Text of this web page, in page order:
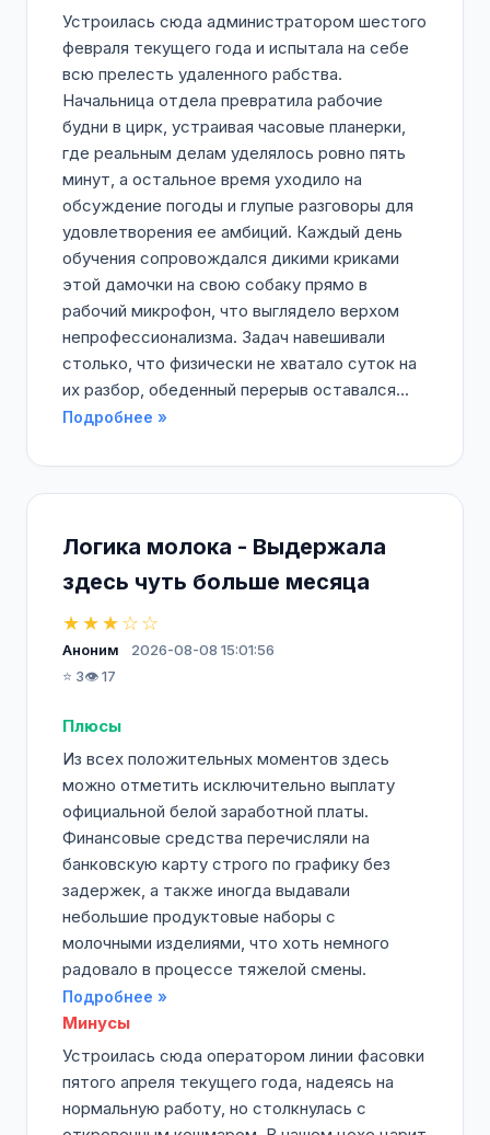
Устроилась сюда администратором шестого
февраля текущего года и испытала на себе
всю прелесть удаленного рабства.
Начальница отдела превратила рабочие
будни в цирк, устраивая часовые планерки,
где реальным делам уделялось ровно пять
минут, а остальное время уходило на
обсуждение погоды и глупые разговоры для
удовлетворения ее амбиций. Каждый день
обучения сопровождался дикими криками
этой дамочки на свою собаку прямо в
рабочий микрофон, что выглядело верхом
непрофессионализма. Задач навешивали
столько, что физически не хватало суток на
их разбор, обеденный перерыв оставался...
Подробнее »
Логика молока - Выдержала
здесь чуть больше месяца
★★★☆☆
Аноним
2026-08-08 15:01:56
⭐ 3👁️ 17
Плюсы
Из всех положительных моментов здесь
можно отметить исключительно выплату
официальной белой заработной платы.
Финансовые средства перечисляли на
банковскую карту строго по графику без
задержек, а также иногда выдавали
небольшие продуктовые наборы с
молочными изделиями, что хоть немного
радовало в процессе тяжелой смены.
Подробнее »
Минусы
Устроилась сюда оператором линии фасовки
пятого апреля текущего года, надеясь на
нормальную работу, но столкнулась с